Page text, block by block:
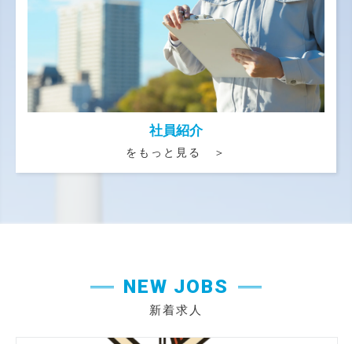
社員紹介
をもっと見る ＞
新着求人
NEW JOBS